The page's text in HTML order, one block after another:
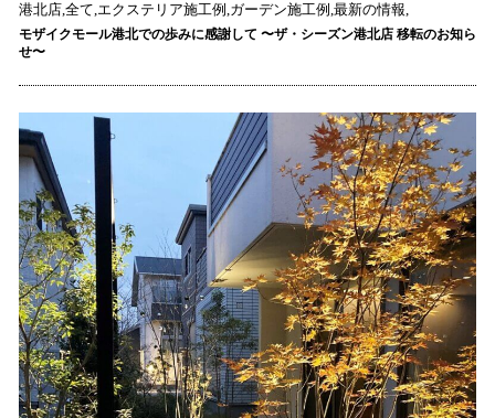
港北店,全て,エクステリア施工例,ガーデン施工例,最新の情報,
モザイクモール港北での歩みに感謝して 〜ザ・シーズン港北店 移転のお知ら
せ〜